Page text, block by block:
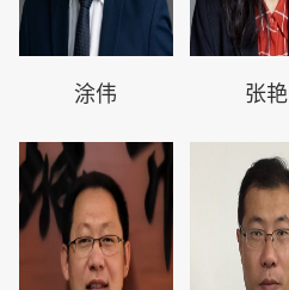
涂伟 张艳